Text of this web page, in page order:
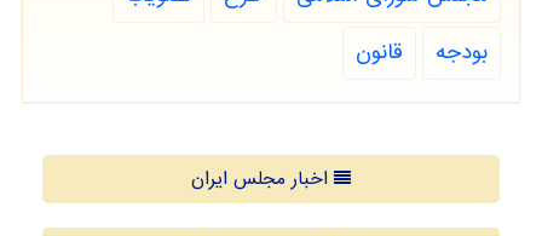
بودجه
قانون
اخبار مجلس ایران